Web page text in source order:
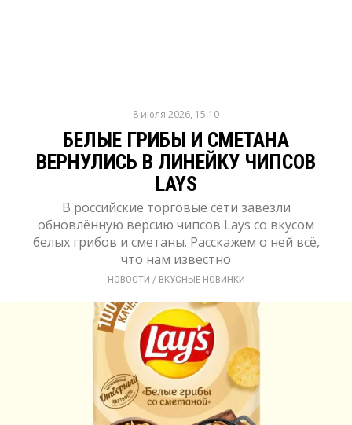
8 июля 2026, 15:10
БЕЛЫЕ ГРИБЫ И СМЕТАНА
ВЕРНУЛИСЬ В ЛИНЕЙКУ ЧИПСОВ
LAYS
В российские торговые сети завезли
обновлённую версию чипсов Lays со вкусом
белых грибов и сметаны. Расскажем о ней всё,
что нам известно
НОВОСТИ / ВКУСНЫЕ НОВИНКИ